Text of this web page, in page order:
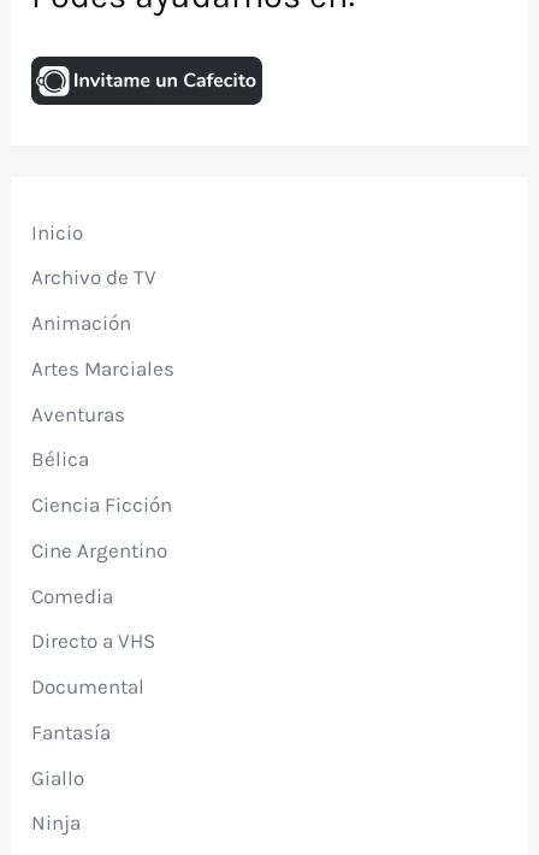
Inicio
Archivo de TV
Animación
Artes Marciales
Aventuras
Bélica
Ciencia Ficción
Cine Argentino
Comedia
Directo a VHS
Documental
Fantasía
Giallo
Ninja